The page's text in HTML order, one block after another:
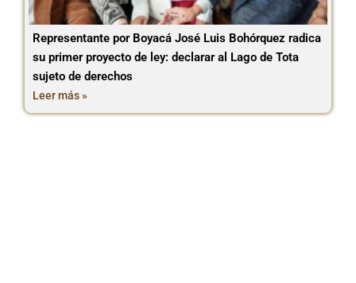
Representante por Boyacá José Luis Bohórquez radica
su primer proyecto de ley: declarar al Lago de Tota
sujeto de derechos
Leer más »